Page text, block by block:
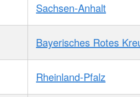
Sachsen-Anhalt
Bayerisches Rotes
Rheinland-Pfalz